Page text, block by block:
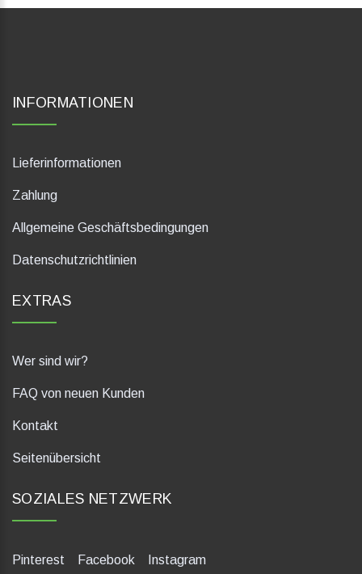
INFORMATIONEN
Lieferinformationen
Zahlung
Allgemeine Geschäftsbedingungen
Datenschutzrichtlinien
EXTRAS
Wer sind wir?
FAQ von neuen Kunden
Kontakt
Seitenübersicht
SOZIALES NETZWERK
Pinterest Facebook Instagram